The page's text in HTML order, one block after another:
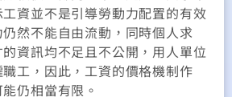
資並不是引導勞動力配置的有效
然不能自由流動，同時個人求
資訊均不足且不公開，用人單位
工，因此，工資的價格機制作
仍相當有限。